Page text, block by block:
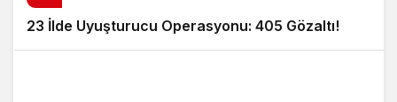
23 İlde Uyuşturucu Operasyonu: 405 Gözaltı!